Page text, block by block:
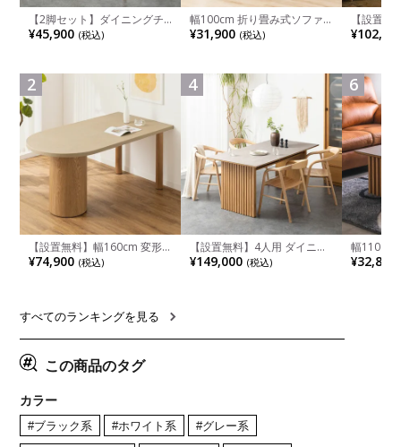
【2脚セット】ダイニングチ
ェア 木製 LUGA 肘付き チェ
ア 天然木 リビング椅子 板座
ュラル ブラウン 完成品
¥45,900 (税込)
2
【設置無料】幅160cm 変形
半円 ダイニングテーブル モ
ルタル風 LENAS コンクリー
リア風 グレージュ
¥74,900 (税込)
幅100cm 折り畳み式ソファ
ベッド コンパクト リクライ
ニング カウチスタイル 省ス
¥31,900 (税込)
4
【設置無料】4人用 ダイニン
グテーブルセット 5点 LUGA
セラミックテーブル おしゃれ
¥149,000 (税込)
【設置
チンカウ
板 引き出
れ ウッデ
ル グレー
6
幅110cm
木目調 リ
付き 長方
¥32,800
すべてのランキングを見る
この商品のタグ
カラー
#ブラック系 #ホワイト系 #グレー系